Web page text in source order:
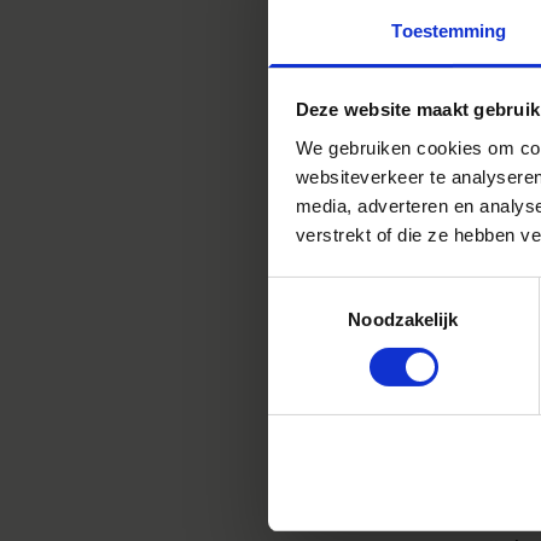
Toestemming
Deze website maakt
We gebruiken cookies om
websiteverkeer te
media, adverteren en
verstrekt of die ze hebben
Noodzakelijk
Het
HSM
op dag
Ook
In stijl
wel
om